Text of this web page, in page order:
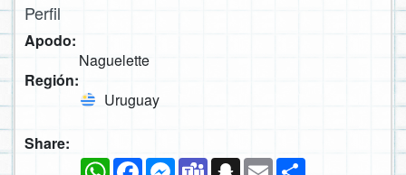
Perfil
Apodo:
Naguelette
Región:
Uruguay
Share:
WhatsAppFacebookMessenger
TeamsSnapchat
Email